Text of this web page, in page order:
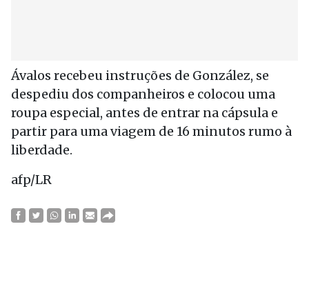
Ávalos recebeu instruções de González, se
despediu dos companheiros e colocou uma
roupa especial, antes de entrar na cápsula e
partir para uma viagem de 16 minutos rumo à
liberdade.
afp/LR